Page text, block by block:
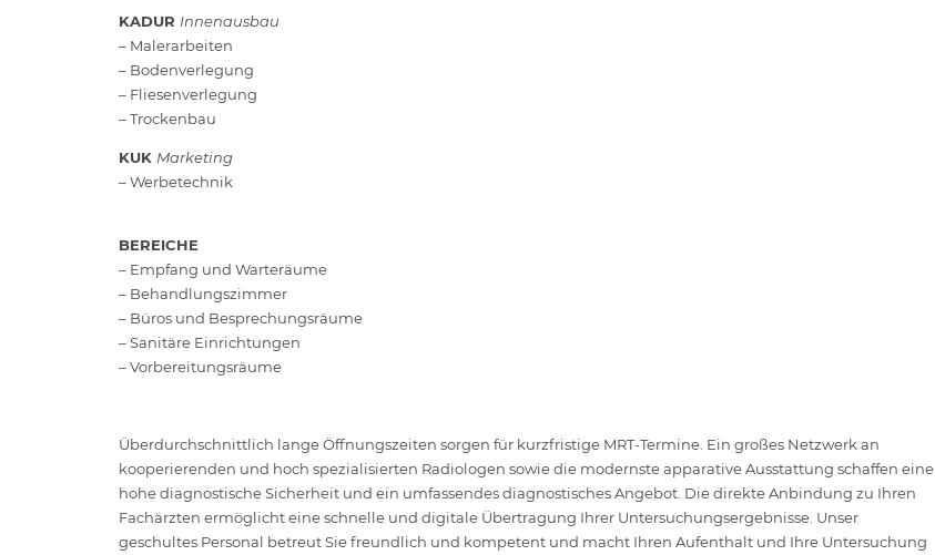
KADUR Innenausbau
– Malerarbeiten
– Bodenverlegung
– Fliesenverlegung
– Trockenbau
KUK Marketing
– Werbetechnik
BEREICHE
– Empfang und Warteräume
– Behandlungszimmer
– Büros und Besprechungsräume
– Sanitäre Einrichtungen
– Vorbereitungsräume
Überdurchschnittlich lange Öffnungszeiten sorgen für kurzfristige MRT-Termine. Ein großes Netzwerk an
kooperierenden und hoch spezialisierten Radiologen sowie die modernste apparative Ausstattung schaffen eine
hohe diagnostische Sicherheit und ein umfassendes diagnostisches Angebot. Die direkte Anbindung zu Ihren
Fachärzten ermöglicht eine schnelle und digitale Übertragung Ihrer Untersuchungsergebnisse. Unser
geschultes Personal betreut Sie freundlich und kompetent und macht Ihren Aufenthalt und Ihre Untersuchung